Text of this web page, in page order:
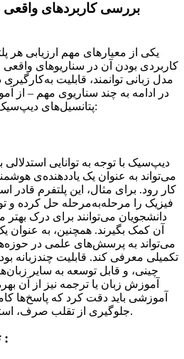
بررسی کاربردهای
یکی از معیارهای مهم ارزیابی
کاربردی بودن آن در سناریوهای
مدل زبانی توانمند، قابلیت
در ادامه به چند سناریوی مهم – از
پتانسیل‌های دیپ‌سیک در هر کدام، اشاره می‌کنیم:
دیپ‌سیک با توجه به توانایی
می‌تواند به عنوان یک یاددهنده‌ی
کار رود. برای مثال، این پلتفرم
فیزیک را مرحله‌به‌مرحله حل کرده و
دانشجویان می‌توانند برای درک بهتر
آن کمک بگیرند. همچنین، به
می‌تواند به پرسش‌های علمی در
تکمیلی معرفی کند. قابلیت چندزبانه
چینی، و قابل توسعه به سایر
آموزش زبان یا ترجمه نیز از آن
آموزشی باید دقت کرد که پاسخ‌ها
جلوگیری از تقلب صرف، استفاده‌ی آن تحت نظارت باشد.
تولید محتوا و نویسندگی :